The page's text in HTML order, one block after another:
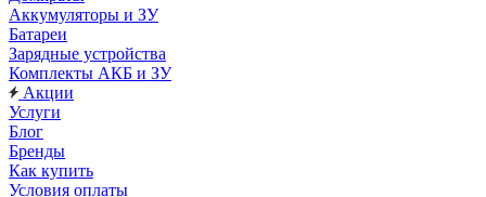
Аккумуляторы и ЗУ
Батареи
Зарядные устройства
Комплекты АКБ и ЗУ
Акции
Услуги
Блог
Бренды
Как купить
Условия оплаты